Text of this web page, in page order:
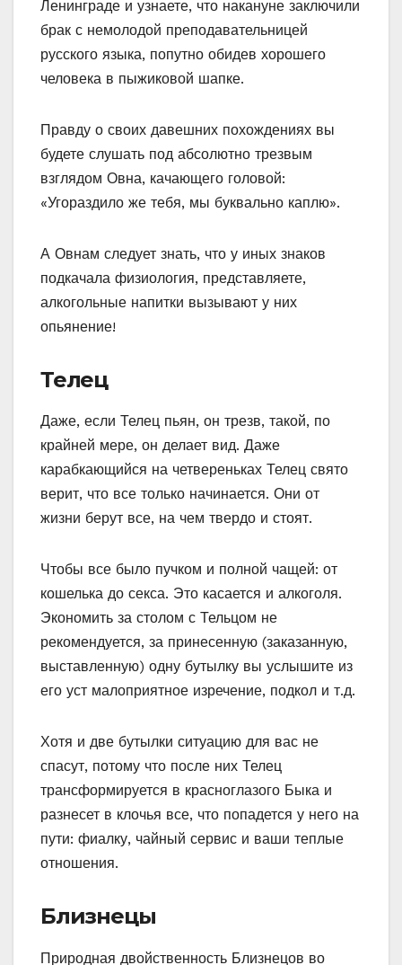
Ленинграде и узнаете, что накануне заключили
брак с немолодой преподавательницей
русского языка, попутно обидев хорошего
человека в пыжиковой шапке.
Правду о своих давешних похождениях вы
будете слушать под абсолютно трезвым
взглядом Овна, качающего головой:
«Угораздило же тебя, мы буквально каплю».
А Овнам следует знать, что у иных знаков
подкачала физиология, представляете,
алкогольные напитки вызывают у них
опьянение!
Телец
Даже, если Телец пьян, он трезв, такой, по
крайней мере, он делает вид. Даже
карабкающийся на четвереньках Телец свято
верит, что все только начинается. Они от
жизни берут все, на чем твердо и стоят.
Чтобы все было пучком и полной чащей: от
кошелька до секса. Это касается и алкоголя.
Экономить за столом с Тельцом не
рекомендуется, за принесенную (заказанную,
выставленную) одну бутылку вы услышите из
его уст малоприятное изречение, подкол и т.д.
Хотя и две бутылки ситуацию для вас не
спасут, потому что после них Телец
трансформируется в красноглазого Быка и
разнесет в клочья все, что попадется у него на
пути: фиалку, чайный сервис и ваши теплые
отношения.
Близнецы
Природная двойственность Близнецов во